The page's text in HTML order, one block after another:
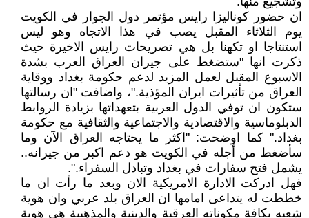
ان حضور كوناليزا رايس مؤتمر دول الجوار في الكويت
يوم الثلاثاء المقبل يصب في هذا الاتجاه وهو ليس
استنتاجا او تكهنا بل هي تصريحات رايس الاخيرة حيث
ذكرت انها "ستضغط على جيران العراق العرب بشدة
الاسبوع المقبل لعمل المزيد لدعم حكومة بغداد ووقاية
العراق من تأثيرات ايران المؤذية."، واضافت "ان رسالتها
ستكون ان توفي الدول العربية بتعهداتها بزيادة الروابط
الدبلوماسية والاقتصادية والاجتماعية والثقافية مع حكومة
بغداد." كما اوضحت: "اكثر ما يحتاجه العراق الآن وما
سأضغط من أجله في الكويت هو دعم اكبر من جيرانه..
يشمل فتح سفارات في بغداد وتبادل السفراء.".
فهل ادركت الادارة الامريكية الان وبعد ما رأت ان ما
خططت له يتداعى امامها ان العراق بلد عربي وان هوية
شعبه بكافة مكوناته العرقية والدينية والمذهبية هي هوية